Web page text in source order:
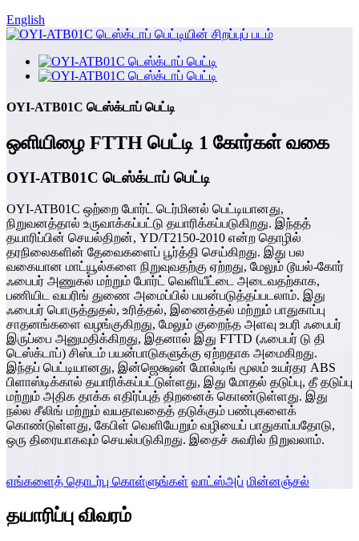
English
OYI-ATB01C டெஸ்க்டாப் பெட்டி
ஒளியிழை FTTH பெட்டி 1 கோர்கள் வகை
OYI-ATB01C டெஸ்க்டாப் பெட்டி
OYI-ATB01C ஒற்றை போர்ட் டெர்மினல் பெட்டியானது,
நிறுவனத்தால் உருவாக்கப்பட்டு தயாரிக்கப்படுகிறது. இந்தத்
தயாரிப்பின் செயல்திறன், YD/T2150-2010 என்ற தொழில்
தரநிலைகளின் தேவைகளைப் பூர்த்தி செய்கிறது. இது பல
வகையான மாட்யூல்களை நிறுவுவதற்கு ஏற்றது, மேலும் டூயல்-கோர்
ஃபைபர் அணுகல் மற்றும் போர்ட் வெளியீட்டை அடைவதற்காக,
பணியிட வயரிங் துணை அமைப்பில் பயன்படுத்தப்படலாம். இது
ஃபைபர் பொருத்துதல், உரித்தல், இணைத்தல் மற்றும் பாதுகாப்பு
சாதனங்களை வழங்குகிறது, மேலும் குறைந்த அளவு உபரி ஃபைபர்
இருப்பை அனுமதிக்கிறது, இதனால் இது FTTD (ஃபைபர் டு தி
டெஸ்க்டாப்) சிஸ்டம் பயன்பாடுகளுக்கு ஏற்றதாக அமைகிறது.
இந்தப் பெட்டியானது, இன்ஜெக்ஷன் மோல்டிங் மூலம் உயர்தர ABS
பிளாஸ்டிக்கால் தயாரிக்கப்பட்டுள்ளது, இது மோதல் தடுப்பு, தீ தடுப்பு
மற்றும் அதிக தாக்க எதிர்ப்புத் திறனைக் கொண்டுள்ளது. இது
நல்ல சீலிங் மற்றும் வயதாவதைத் தடுக்கும் பண்புகளைக்
கொண்டுள்ளது, கேபிள் வெளியேறும் வழியைப் பாதுகாப்பதோடு,
ஒரு திரையாகவும் செயல்படுகிறது. இதைச் சுவரில் நிறுவலாம்.
எங்களைத் தொடர்பு கொள்ளுங்கள் வாட்ஸ்அப் மின்னஞ்சல்
தயாரிப்பு விவரம்